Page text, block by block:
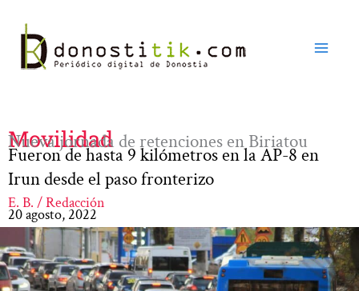
contenido
Movilidad
Nueva jornada de retenciones en Biriatou
Fueron de hasta 9 kilómetros en la AP-8 en
Irun desde el paso fronterizo
E. B. / Redacción
20 agosto, 2022